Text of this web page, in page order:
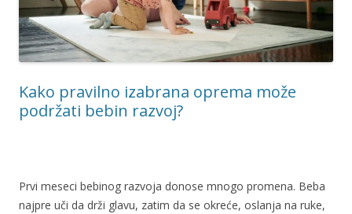
Kako pravilno izabrana oprema može
podržati bebin razvoj?
Prvi meseci bebinog razvoja donose mnogo promena. Beba
najpre uči da drži glavu, zatim da se okreće, oslanja na ruke,